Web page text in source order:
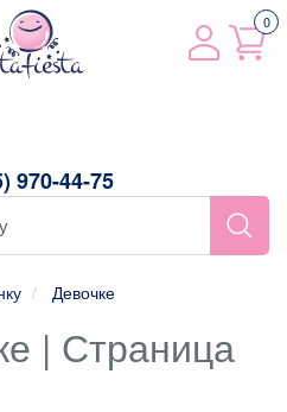
970-44-75
0
Девочке
| Страница